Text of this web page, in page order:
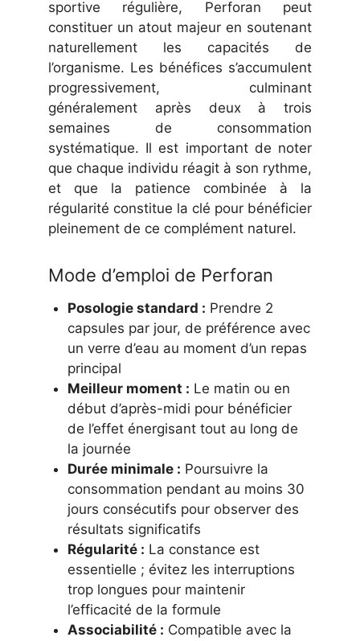
sportive régulière, Perforan peut
constituer un atout majeur en soutenant
naturellement les capacités de
l’organisme. Les bénéfices s’accumulent
progressivement, culminant
généralement après deux à trois
semaines de consommation
systématique. Il est important de noter
que chaque individu réagit à son rythme,
et que la patience combinée à la
régularité constitue la clé pour bénéficier
pleinement de ce complément naturel.
Mode d’emploi de Perforan
Posologie standard : Prendre 2
capsules par jour, de préférence avec
un verre d’eau au moment d’un repas
principal
Meilleur moment : Le matin ou en
début d’après-midi pour bénéficier
de l’effet énergisant tout au long de
la journée
Durée minimale : Poursuivre la
consommation pendant au moins 30
jours consécutifs pour observer des
résultats significatifs
Régularité : La constance est
essentielle ; évitez les interruptions
trop longues pour maintenir
l’efficacité de la formule
Associabilité : Compatible avec la